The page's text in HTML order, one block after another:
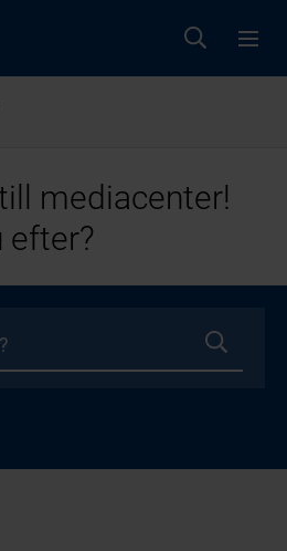
mediacenter!
efter?